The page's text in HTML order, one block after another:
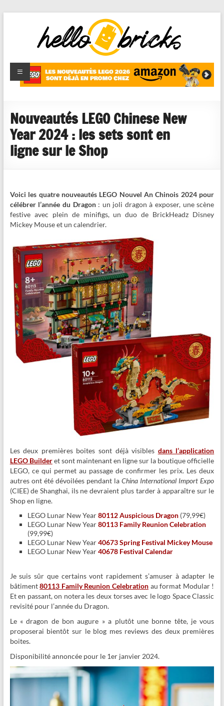
HelloBricks
Blog LEGO,
nouveaut�s
reviews
Nouveautés LEGO Chinese New
Year 2024 : les sets sont en
ligne sur le Shop
Voici les quatre nouveautés LEGO Nouvel An Chinois 2024 pour
célébrer l’année du Dragon: un joli dragon à exposer, une scène
festive avec plein de minifigs, un duo de BrickHeadz Disney
Mickey Mouse et un calendrier.
Les deux premières boites sont déjà visibles dans l’application
LEGO Builderet sont maintenant en ligne sur la boutique officielle
LEGO, ce qui permet au passage de confirmer les prix. Les deux
autres ont été dévoilées pendant laChina International Import Expo
(CIEE) de Shanghai, ils ne devraient plus tarder à apparaître sur le
Shop en ligne.
LEGO Lunar New Year80112 Auspicious Dragon(79,99€)
LEGO Lunar New Year80113 Family Reunion Celebration
(99,99€)
LEGO Lunar New Year40673 Spring Festival Mickey Mouse
LEGO Lunar New Year40678 Festival Calendar
Je suis sûr que certains vont rapidement s’amuser à adapter le
bâtiment80113 Family Reunion Celebration au format Modular !
Et en passant, on notera les deux torses avec le logo Space Classic
revisité pour l’année du Dragon.
Le « dragon de bon augure » a plutôt une bonne tête, je vous
proposerai bientôt sur le blog mes reviews des deux premières
boites.
Disponibilité annoncée pour le 1er janvier 2024.